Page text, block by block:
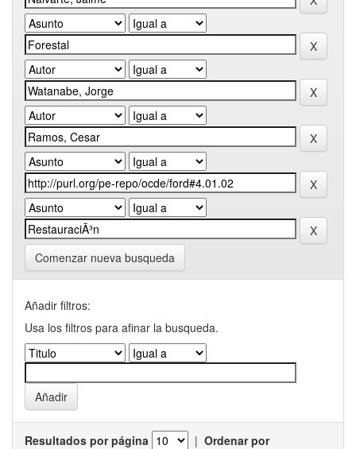
Comenzar nueva busqueda
Añadir filtros:
Usa los filtros para afinar la busqueda.
Resultados por página | Ordenar por